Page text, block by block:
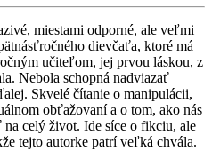
miestami odporné, ale veľmi
dievčaťa, ktoré má
učiteľom, jej prvou láskou, z
Nebola schopná nadviazať
Skvelé čítanie o manipulácii,
obťažovaní a o tom, ako nás
celý život. Ide síce o fikciu, ale
tejto autorke patrí veľká chvála.